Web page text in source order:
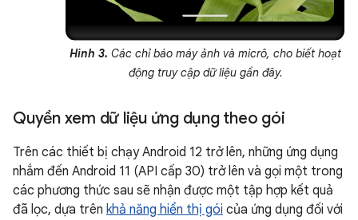
Hình 3. Các chỉ báo máy ảnh và micrô, cho biết hoạt
động truy cập dữ liệu gần đây.
Quyền xem dữ liệu ứng dụng theo gói
Trên các thiết bị chạy Android 12 trở lên, những ứng dụng
nhắm đến Android 11 (API cấp 30) trở lên và gọi một trong
các phương thức sau sẽ nhận được một tập hợp kết quả
đã lọc, dựa trên khả năng hiển thị gói của ứng dụng đối với